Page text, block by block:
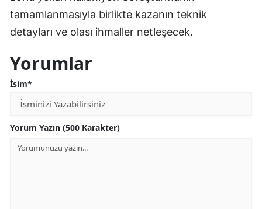
tamamlanmasıyla birlikte kazanın teknik
detayları ve olası ihmaller netleşecek.
Yorumlar
İsim*
Yorum Yazın (500 Karakter)